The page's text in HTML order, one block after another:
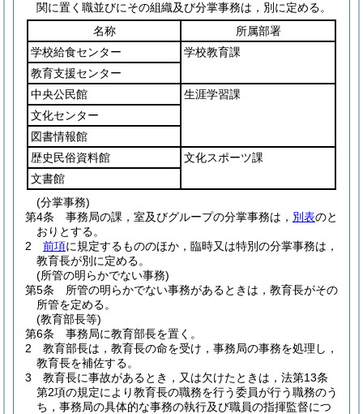
関に置く職並びにその組織及び分掌事務は，別に定める。
名称
所属部署
学校給食センター
学校教育課
教育支援センター
中央公民館
生涯学習課
文化センター
図書情報館
歴史民俗資料館
文化スポーツ課
文書館
(分掌事務)
第4条
事務局の課，室及びグループの分掌事務は， 別表のと
おりとする。
2
前項に規定するもののほか，臨時又は特別の分掌事務は，
教育長が別に定める。
(所管の明らかでない事務)
第5条
所管の明らかでない事務があるときは，教育長がその
所管を定める。
(教育部長等)
第6条
事務局に教育部長を置く。
2
教育部長は，教育長の命を受け，事務局の事務を処理し，
教育長を補佐する。
3
教育長に事故があるとき，又は欠けたときは，法第13条
第2項の規定により教育長の職務を行う委員が行う職務のう
ち，事務局の具体的な事務の執行及び職員の指揮監督につ